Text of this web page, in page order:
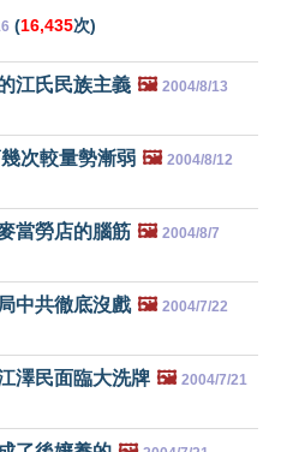
(16,435次)
江氏民族主義 🖼️ 2004/8/13
次較量勢漸弱 🖼️ 2004/8/12
當勞店的腦筋 🖼️ 2004/8/7
中共徹底沒戲 🖼️ 2004/7/22
澤民面臨大洗牌 🖼️ 2004/7/21